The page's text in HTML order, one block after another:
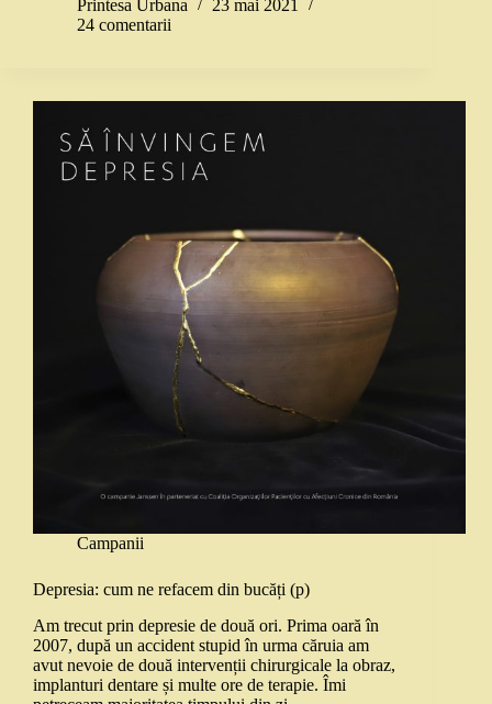
Printesa Urbana
23 mai 2021
24 comentarii
Campanii
Depresia: cum ne refacem din bucăți (p)
Am trecut prin depresie de două ori. Prima oară în
2007, după un accident stupid în urma căruia am
avut nevoie de două intervenții chirurgicale la obraz,
implanturi dentare și multe ore de terapie. Îmi